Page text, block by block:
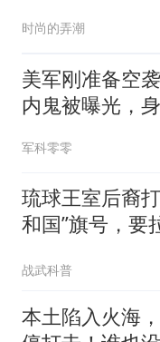
时尚的弄潮
美军刚准备空
内鬼被曝光，
军科零零
琉球王室后裔
和国”旗号，要
战武科普
本土陷入火海